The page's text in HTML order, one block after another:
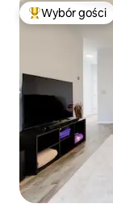
Wybór gości